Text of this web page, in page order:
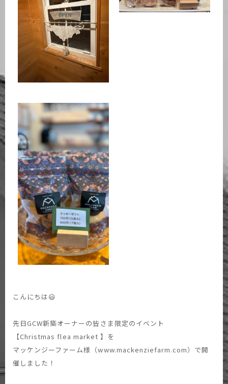
こんにちは😃
先日GCW新築オーナーの皆さま限定のイベント
【Christmas flea market 】を
マッケンジーファーム様（www.mackenziefarm.com）で開
催しました！